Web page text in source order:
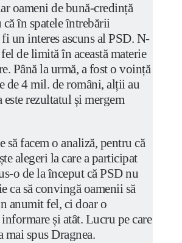
oameni de bună-credință
că în spatele întrebării
un interes ascuns al PSD. N-
de limită în această materie
Până la urmă, a fost o voință
de 4 mil. de români, alții au
este rezultatul și mergem
să facem o analiză, pentru că
alegeri la care a participat
o de la început că PSD nu
ca să convingă oamenii să
anumit fel, ci doar o
și atât. Lucru pe care
mai spus Dragnea.